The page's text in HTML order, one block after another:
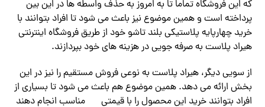
که این فروشگاه تماما تا به امروز به حذف واسطه ها در این بین
پرداخته است و همین موضوع نیز باعث می شود تا افراد بتوانند با
خرید چهارپایه پلاستیکی بلند تاشو خود از طریق فروشگاه اینترنتی
هیراد پلاست به صرفه جویی در هزینه های خود بپردازند.
از سویی دیگر، هیراد پلاست به نوعی فروش مستقیم را نیز در این
بخش ارائه می دهد. همین موضوع هم باعث می شود تا بسیاری از
افراد بتوانند خرید این محصول را با قیمتی
مناسب انجام دهند